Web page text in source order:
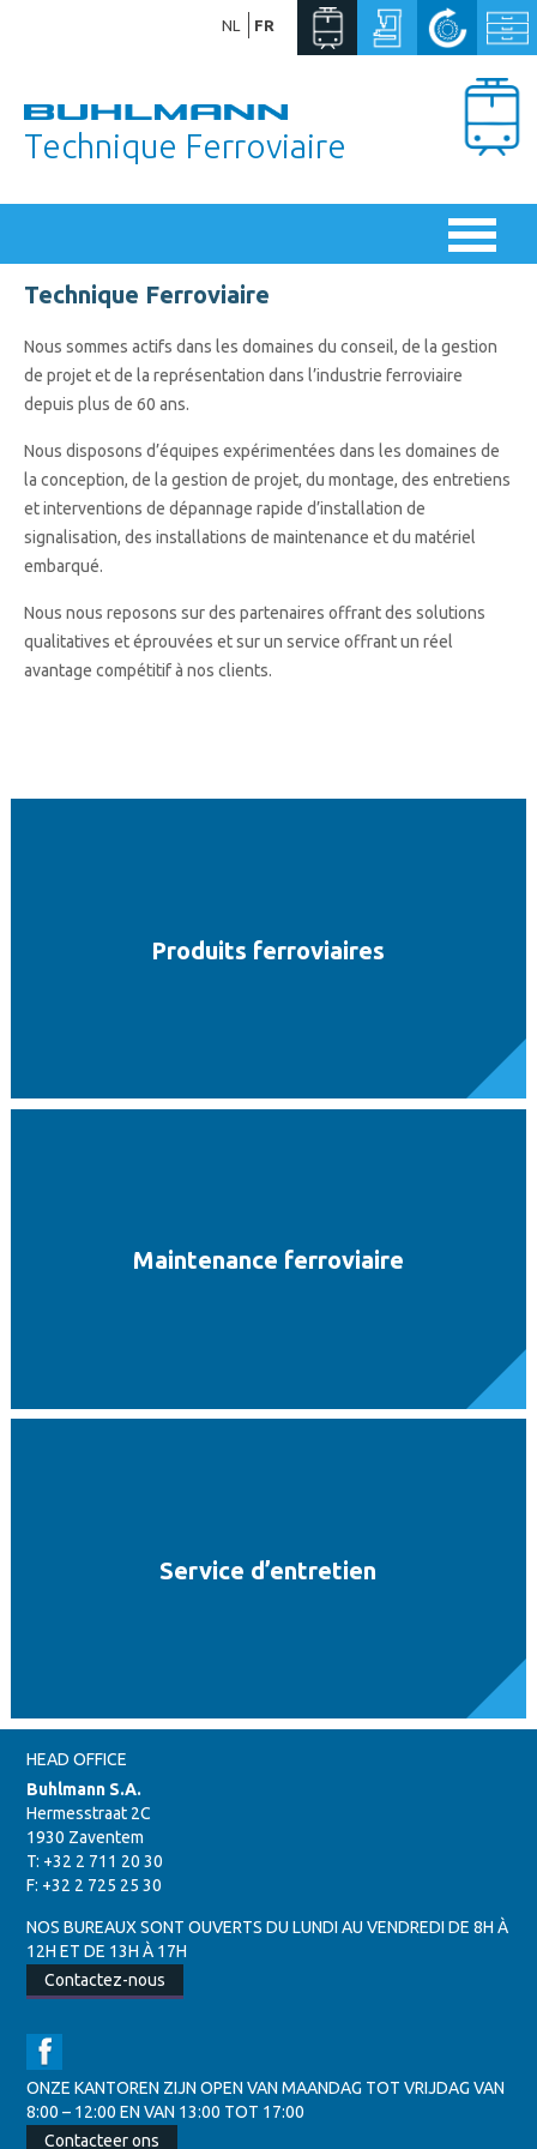
Technique Ferroviaire
NL FR
Technique Ferroviaire
Nous sommes actifs dans les domaines du conseil, de la gestion
de projet et de la représentation dans l’industrie ferroviaire
depuis plus de 60 ans.
Nous disposons d’équipes expérimentées dans les domaines de
la conception, de la gestion de projet, du montage, des entretiens
et interventions de dépannage rapide d’installation de
signalisation, des installations de maintenance et du matériel
embarqué.
Nous nous reposons sur des partenaires offrant des solutions
qualitatives et éprouvées et sur un service offrant un réel
avantage compétitif à nos clients.
Produits ferroviaires
Maintenance ferroviaire
Service d’entretien
HEAD OFFICE
Buhlmann S.A.
Hermesstraat 2C
1930 Zaventem
T: +32 2 711 20 30
F: +32 2 725 25 30
NOS BUREAUX SONT OUVERTS DU LUNDI AU VENDREDI DE 8H À
12H ET DE 13H À 17H
Contactez-nous
ONZE KANTOREN ZIJN OPEN VAN MAANDAG TOT VRIJDAG VAN
8:00 – 12:00 EN VAN 13:00 TOT 17:00
Contacteer ons